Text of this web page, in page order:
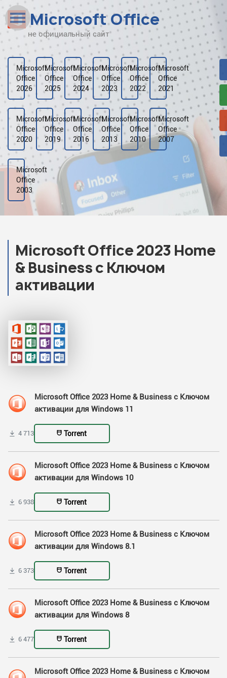
Наверх
Рейтинг
Видео
Галерея
Microsoft Office
не официальный сайт
Microsoft
Office
2026
Microsoft
Office
2025
Microsoft
Office
2024
Microsoft
Office
2023
Microsoft
Office
2022
Microsoft
Office
2021
Microsoft
Office
2020
Microsoft
Office
2019
Microsoft
Office
2016
Microsoft
Office
2013
Microsoft
Office
2010
Microsoft
Office
2007
Microsoft
Office
2003
Microsoft Office 2023 Home
& Business с Ключом
активации
Microsoft Office 2023 Home & Business с Ключом
активации для Windows 11
4 713 Torrent
Microsoft Office 2023 Home & Business с Ключом
активации для Windows 10
6 938 Torrent
Microsoft Office 2023 Home & Business с Ключом
активации для Windows 8.1
6 373 Torrent
Microsoft Office 2023 Home & Business с Ключом
активации для Windows 8
6 477 Torrent
Microsoft Office 2023 Home & Business с Ключом